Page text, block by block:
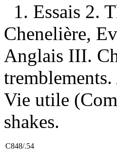
1. Essais 2.
Chenelière,
Anglais III.
Vie utile
shakes.
C848/.54